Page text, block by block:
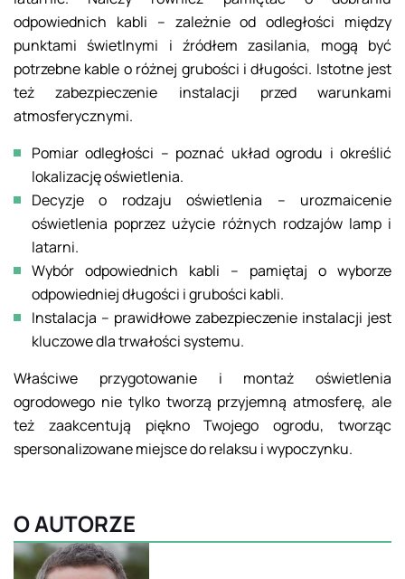
odpowiednich kabli – zależnie od odległości między
punktami świetlnymi i źródłem zasilania, mogą być
potrzebne kable o różnej grubości i długości. Istotne jest
też zabezpieczenie instalacji przed warunkami
atmosferycznymi.
Pomiar odległości – poznać układ ogrodu i określić
lokalizację oświetlenia.
Decyzje o rodzaju oświetlenia – urozmaicenie
oświetlenia poprzez użycie różnych rodzajów lamp i
latarni.
Wybór odpowiednich kabli – pamiętaj o wyborze
odpowiedniej długości i grubości kabli.
Instalacja – prawidłowe zabezpieczenie instalacji jest
kluczowe dla trwałości systemu.
Właściwe przygotowanie i montaż oświetlenia
ogrodowego nie tylko tworzą przyjemną atmosferę, ale
też zaakcentują piękno Twojego ogrodu, tworząc
spersonalizowane miejsce do relaksu i wypoczynku.
O AUTORZE